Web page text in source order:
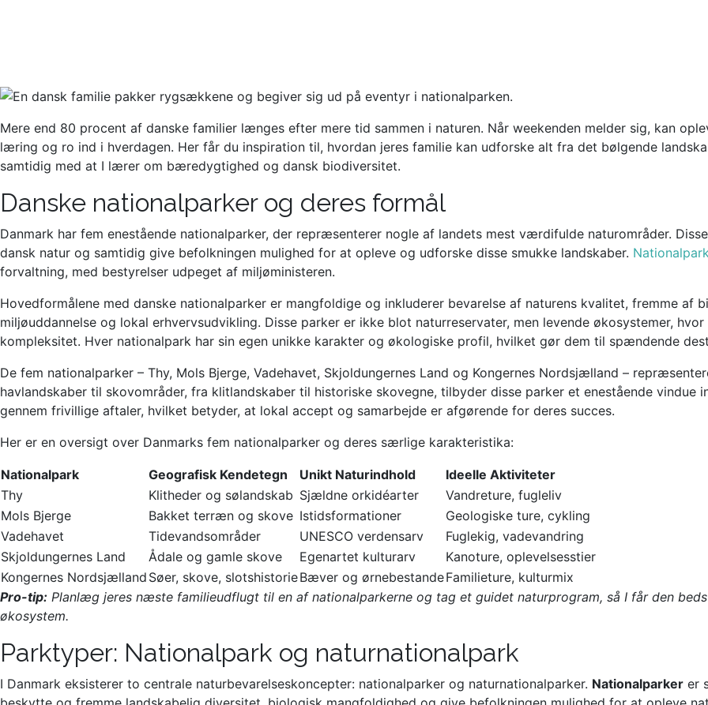
Mere end 80 procent af danske familier længes efter mere tid sammen i naturen. Når weekenden melder sig, kan
læring og ro ind i hverdagen. Her får du inspiration til, hvordan jeres familie kan udforske alt fra det bølgende
samtidig med at I lærer om bæredygtighed og dansk biodiversitet.
Danske nationalparker og deres formål
Danmark har fem enestående nationalparker, der repræsenterer nogle af landets mest værdifulde naturområder.
dansk natur og samtidig give befolkningen mulighed for at opleve og udforske disse smukke landskaber.
forvaltning, med bestyrelser udpeget af miljøministeren.
Hovedformålene med danske nationalparker er mangfoldige og inkluderer bevarelse af naturens kvalitet, fremme af
miljøuddannelse og lokal erhvervsudvikling. Disse parker er ikke blot naturreservater, men levende økosystemer,
kompleksitet. Hver nationalpark har sin egen unikke karakter og økologiske profil, hvilket gør dem til spændende
De fem nationalparker – Thy, Mols Bjerge, Vadehavet, Skjoldungernes Land og Kongernes Nordsjælland –
havlandskaber til skovområder, fra klitlandskaber til historiske skovegne, tilbyder disse parker et enestående vindue
gennem frivillige aftaler, hvilket betyder, at lokal accept og samarbejde er afgørende for deres succes.
Her er en oversigt over Danmarks fem nationalparker og deres særlige karakteristika:
Nationalpark Geografisk Kendetegn Unikt Naturindhold
Ideelle Aktiviteter
Thy
Klitheder og sølandskab Sjældne orkidéarter
Vandreture, fugleliv
Mols Bjerge
Bakket terræn og skove Istidsformationer
Geologiske ture, cykling
Vadehavet
Tidevandsområder UNESCO verdensarv
Fuglekig, vadevandring
Skjoldungernes Land
Ådale og gamle skove Egenartet kulturarv
Kanoture, oplevelsesstier
Kongernes Nordsjælland Søer, skove, slotshistorieBæver og ørnebestandeFamilieture, kulturmix
Pro-tip: Planlæg jeres næste familieudflugt til en af nationalparkerne og tag et guidet naturprogram, så I får den
økosystem.
Parktyper: Nationalpark og naturnationalpark
I Danmark eksisterer to centrale naturbevarelseskoncepter: nationalparker og naturnationalparker. Nationalparker er